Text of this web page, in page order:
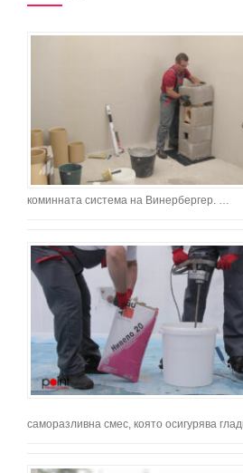
коминната система на Винербергер. …
саморазливна смес, която осигурява